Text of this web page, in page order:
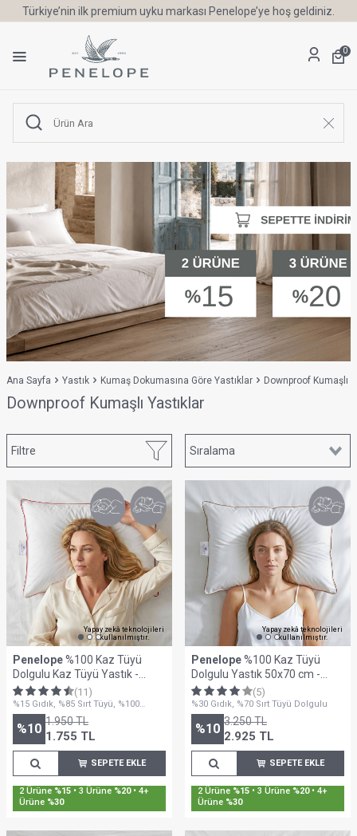
6 Ay'a Varan Taksit Ayrıcalığı
0
Ana Sayfa Yastık Kumaş Dokumasına Göre Yastıklar Downproof Kumaşlı
Downproof Kumaşlı Yastıklar
Filtre
Yapay zekâ teknolojileri
kullanılmıştır.
Penelope%100 Kaz Tüyü
Dolgulu Kaz Tüyü Yastık -
Alegra Serisi(11)
%15 Gıdık, %85 Sırt Tüyü, %100
Pamuk Kumaş
%10 1.950TL
1.755 TL
SEPETE EKLE
Sepette %30'a Varan İndirim
Yapay zekâ teknolojileri
kullanılmıştır.
Penelope%100 Kaz Tüyü
Dolgulu Yastık 50x70 cm -
Bronze Serisi(5)
%30 Gıdık, %70 Sırt Tüyü Dolgulu
%10 3.250TL
2.925 TL
SEPETE EKLE
Sepette %30'a Varan İndirim